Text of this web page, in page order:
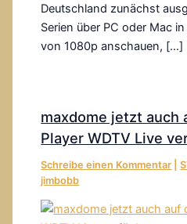
Deutschland zunächst
Serien über PC oder Mac
von 1080p anschauen, […]
maxdome jetzt auch
Player WDTV Live
Schreibe einen Kommentar |
jimbobb